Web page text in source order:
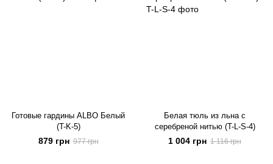
Готовые гардины ALBO Белый
(T-K-5)
879 грн 977 грн
Белая тюль из льна с
серебреной нитью (T-L-S-4)
1 004 грн 1 116 грн